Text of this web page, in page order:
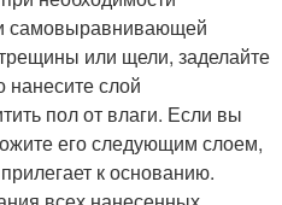
самовыравнивающей
или щели, заделайте
нанесите слой
пол от влаги. Если вы
его следующим слоем,
к основанию.